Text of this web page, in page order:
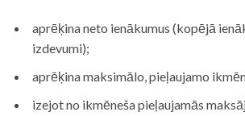
aprēķina neto ienākumus (kopējā
izdevumi);
aprēķina maksimālo, pieļaujamo
izejot no ikmēneša pieļaujamās